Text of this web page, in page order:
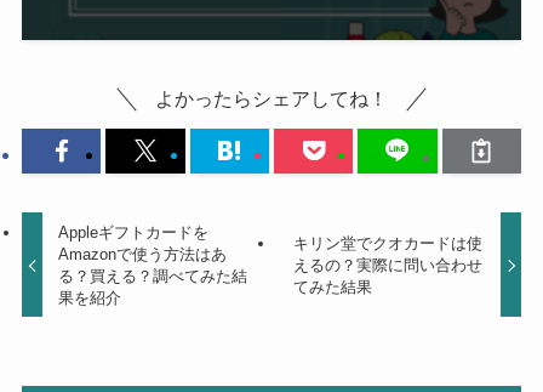
よかったらシェアしてね！
Appleギフトカードを
Amazonで使う方法はあ
る？買える？調べてみた結
果を紹介
キリン堂でクオカードは使
えるの？実際に問い合わせ
てみた結果